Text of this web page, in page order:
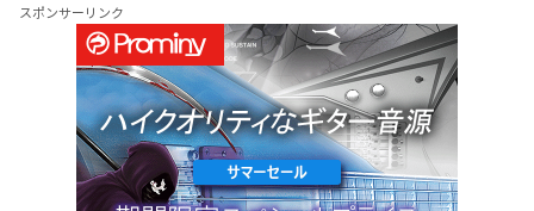
スポンサーリンク